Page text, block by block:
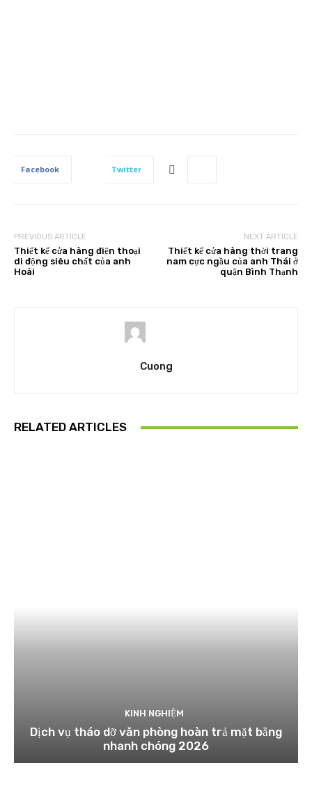
Facebook Twitter
PREVIOUS ARTICLE
Thiết kế cửa hàng điện thoại
di động siêu chất của anh
Hoài
NEXT ARTICLE
Thiết kế cửa hàng thời trang
nam cực ngầu của anh Thái ở
quận Bình Thạnh
Cuong
RELATED ARTICLES
KINH NGHIỆM
Dịch vụ tháo dỡ văn phòng hoàn trả mặt bằng
nhanh chóng 2026